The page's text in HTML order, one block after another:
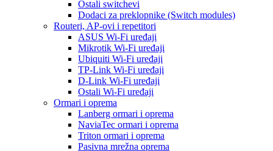
Ostali switchevi
Dodaci za preklopnike (Switch modules)
Routeri, AP-ovi i repetitori
ASUS Wi-Fi uređaji
Mikrotik Wi-Fi uređaji
Ubiquiti Wi-Fi uređaji
TP-Link Wi-Fi uređaji
D-Link Wi-Fi uređaji
Ostali Wi-Fi uređaji
Ormari i oprema
Lanberg ormari i oprema
NaviaTec ormari i oprema
Triton ormari i oprema
Pasivna mrežna oprema